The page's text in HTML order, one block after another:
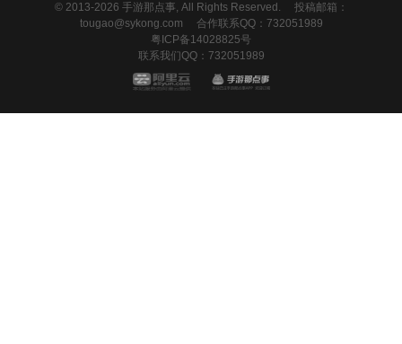
© 2013-2026 手游那点事, All Rights Reserved.
投稿邮箱：
tougao@sykong.com 合作联系QQ：732051989
粤ICP备14028825号
联系我们QQ：732051989